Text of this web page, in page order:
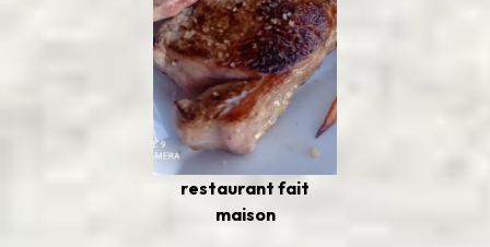
restaurant fait
maison